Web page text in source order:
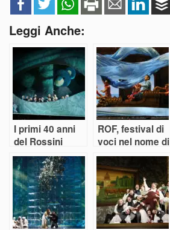
Leggi Anche:
I primi 40 anni
del Rossini
Opera Festival.
Semiramide
ROF, festival di
voci nel nome di
Rossini